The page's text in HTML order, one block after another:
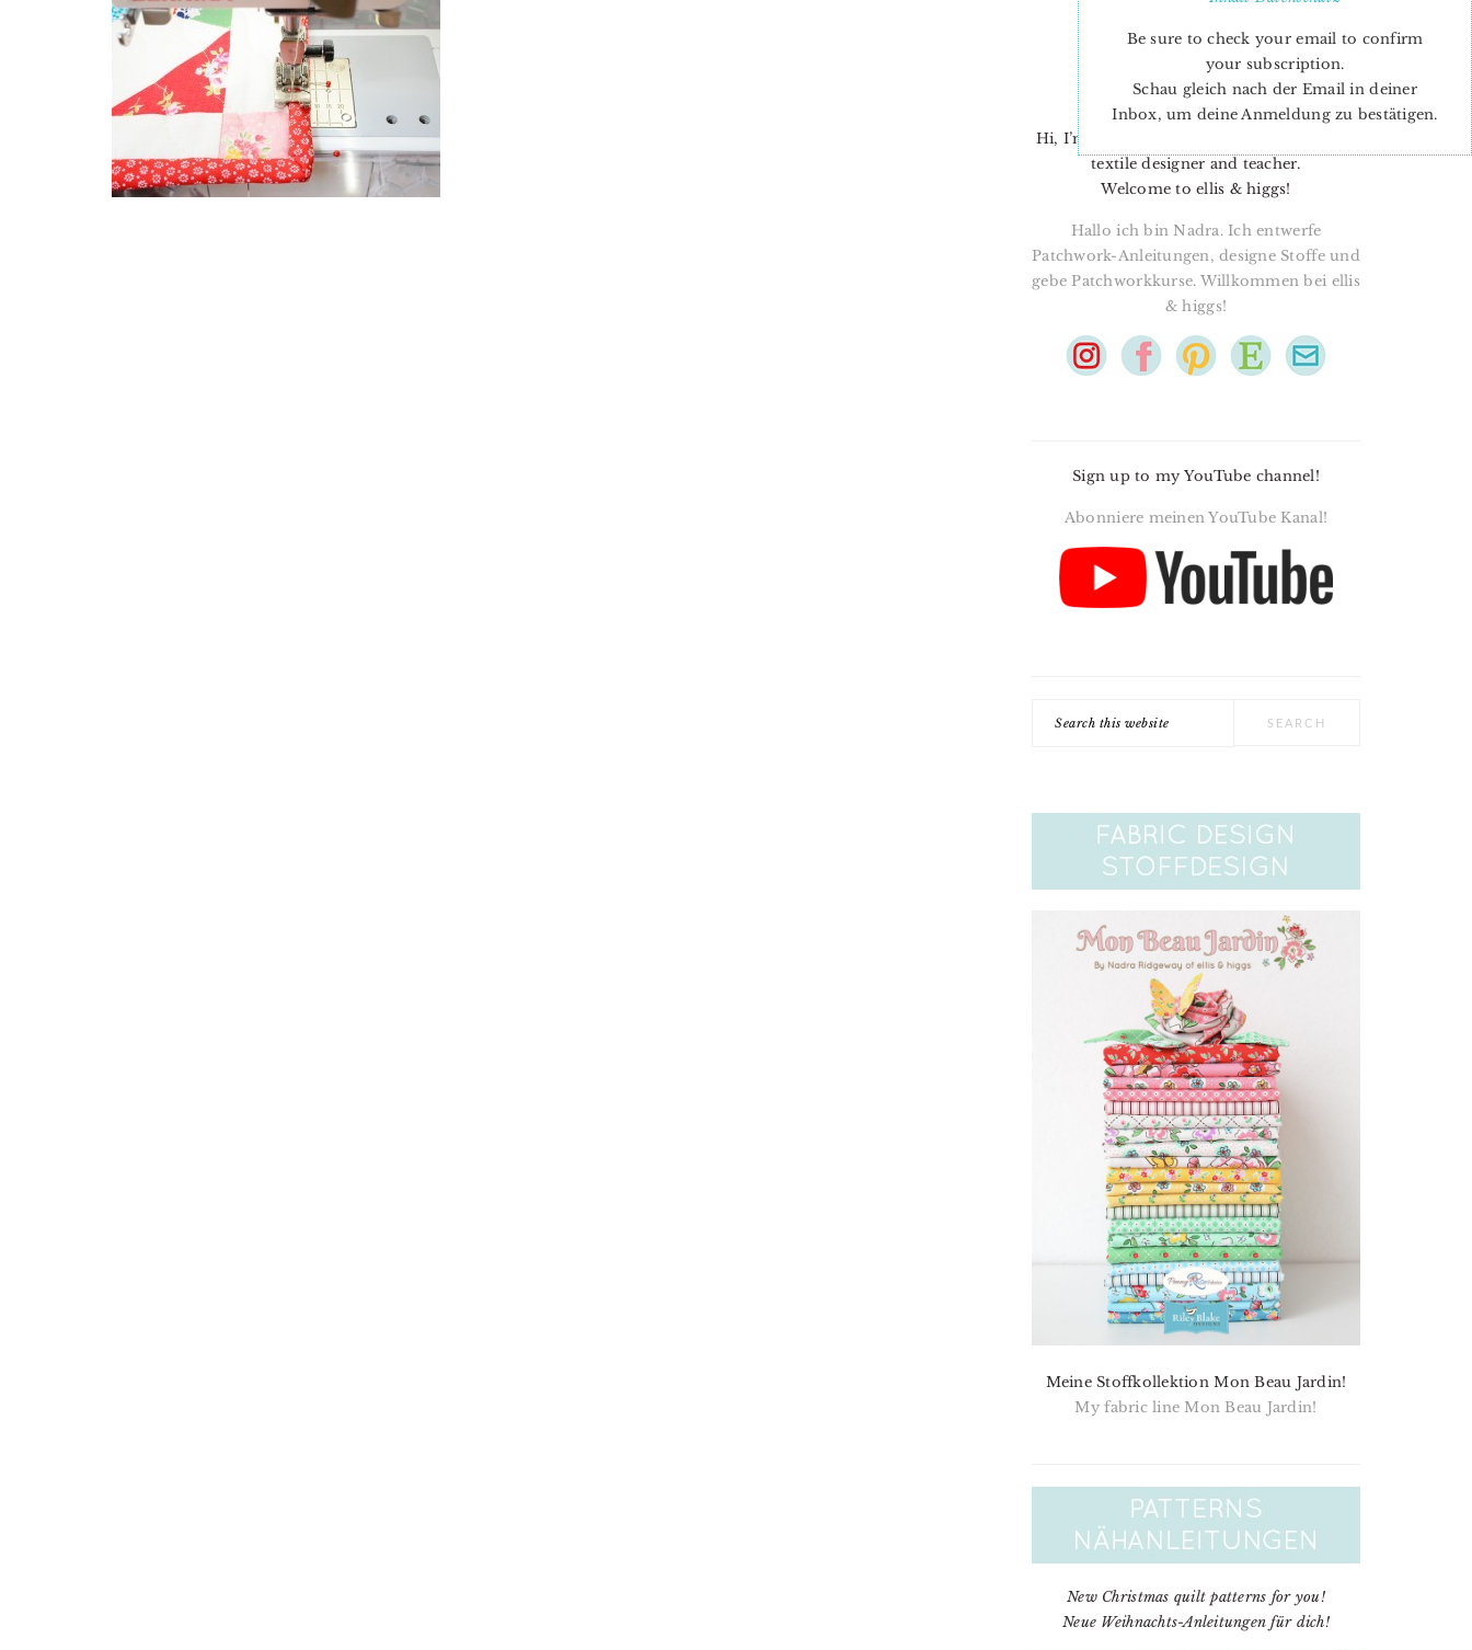
Hi, I’m Nadra. I’m a quilt pattern designer,
textile designer and teacher.
Welcome to ellis & higgs!
Hallo ich bin Nadra. Ich entwerfe
Patchwork-Anleitungen, designe Stoffe und
gebe Patchworkkurse. Willkommen bei ellis
& higgs!
Sign up to my YouTube channel!
Abonniere meinen YouTube Kanal!
Meine Stoffkollektion Mon Beau Jardin!
My fabric line Mon Beau Jardin!
New Christmas quilt patterns for you!
Neue Weihnachts-Anleitungen für dich!
Be sure to check your email to confirm
your subscription.
Schau gleich nach der Email in deiner
Inbox, um deine Anmeldung zu bestätigen.